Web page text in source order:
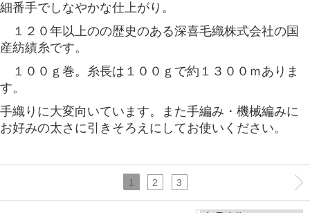
細番手でしなやかな仕上がり。
１２０年以上のの歴史のある深喜毛織株式会社の国
産紡績糸です。
１００ｇ巻。糸長は１００ｇで約１３００ｍありま
す。
手織りに大変向いています。また手編み・機械編みに
お好みの太さに引きそろえにしてお使いください。
1 2 3